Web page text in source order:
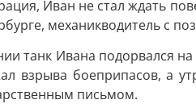
Иван не стал ждать
механикводитель с
танк Ивана подорвался
взрыва боеприпасов, а
письмом.